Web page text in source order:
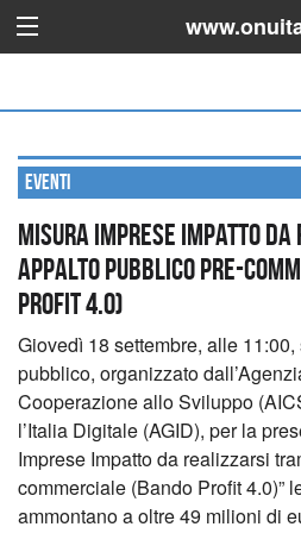
Eventi
Misura Imprese Impatto
appalto pubblico pre-
Profit 4.0)
Giovedì 18 settembre, alle
pubblico, organizzato
Cooperazione allo Sviluppo
l’Italia Digitale (AGID), per la
Imprese Impatto da realizzarsi
commerciale (Bando Profit 4.0)”
ammontano a oltre 49 milioni di